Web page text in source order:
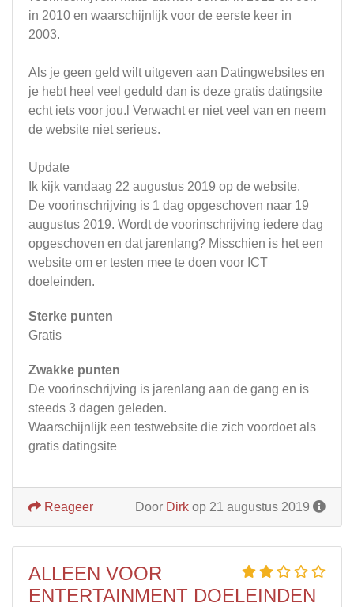
in 2010 en waarschijnlijk voor de eerste keer in
2003.
Als je geen geld wilt uitgeven aan Datingwebsites en
je hebt heel veel geduld dan is deze gratis datingsite
echt iets voor jou.l Verwacht er niet veel van en neem
de website niet serieus.
Update
Ik kijk vandaag 22 augustus 2019 op de website.
De voorinschrijving is 1 dag opgeschoven naar 19
augustus 2019. Wordt de voorinschrijving iedere dag
opgeschoven en dat jarenlang? Misschien is het een
website om er testen mee te doen voor ICT
doeleinden.
Sterke punten
Gratis
Zwakke punten
De voorinschrijving is jarenlang aan de gang en is
steeds 3 dagen geleden.
Waarschijnlijk een testwebsite die zich voordoet als
gratis datingsite
Door Dirk op 21 augustus 2019
Reageer
ALLEEN VOOR
ENTERTAINMENT DOELEINDEN